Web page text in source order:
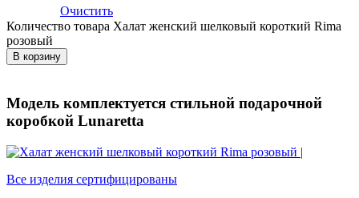
Очистить
Количество товара Халат женский шелковый короткий Rima
розовый
В корзину
Модель комплектуется стильной подарочной
коробкой Lunaretta
Все изделия сертифицированы